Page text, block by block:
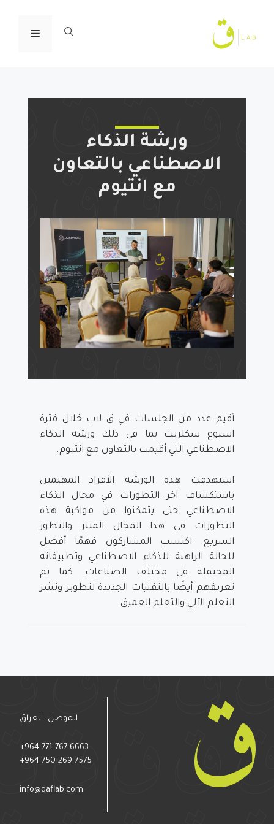
القائمة
ورشة الذكاء
الاصطناعي بالتعاون
مع انتيوم
أقيم عدد من الجلسات في ق لاب خلال فترة
اسبوع سكلريت بما في ذلك ورشة الذكاء
الاصطناعي التي أقيمت بالتعاون مع انتيوم.
استهدفت هذه الورشة الأفراد المهتمين
باستكشاف آخر التطورات في مجال الذكاء
الاصطناعي حتى يتمكنوا من مواكبة هذه
التطورات في هذا المجال المثير والتطور
السريع. اكتسب المشاركون فهمًا أفضل
للحالة الراهنة للذكاء الاصطناعي وتطبيقاته
المحتملة في مختلف الصناعات. كما تم
تعريفهم أيضًا بالتقنيات الجديدة لتطوير ونشر
التعلم الآلي والتعلم العميق.
الموصل، العراق
+964 771 767 6663
+964 750 269 7575
info@qaflab.com